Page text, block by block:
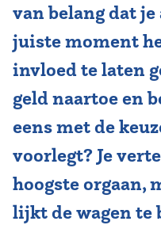
Contact
van belang dat
juiste moment
invloed te laten
geld naartoe en
eens met de
voorlegt? Je
hoogste orgaan,
lijkt de wagen te